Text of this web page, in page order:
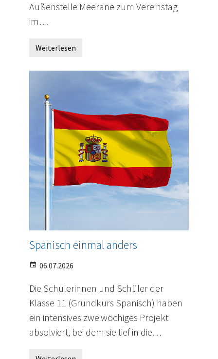
Außenstelle Meerane zum Vereinstag
im…
Weiterlesen
Spanisch einmal anders
06.07.2026
Die Schülerinnen und Schüler der
Klasse 11 (Grundkurs Spanisch) haben
ein intensives zweiwöchiges Projekt
absolviert, bei dem sie tief in die…